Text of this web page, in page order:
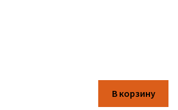
В корзину